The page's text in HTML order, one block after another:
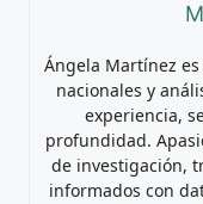
Ángela Martínez
nacionales y
experiencia,
profundidad.
de investigación,
informados con